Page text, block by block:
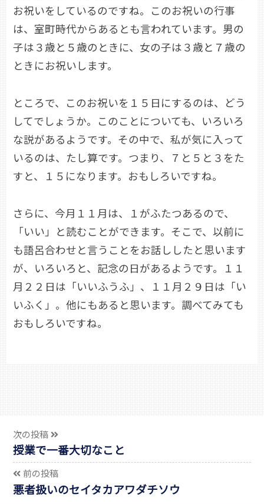
お祝いをしているのですね。このお祝いの行事
は、室町時代からあるとも言われています。男の
子は３歳と５歳のときに、女の子は３歳と７歳の
ときにお祝いします。
ところで、このお祝いを１５日にするのは、どう
してでしょうか。このことについても、いろいろ
な説があるようです。その中で、私が気に入って
いるのは、たし算です。つまり、７と５と３をた
すと、１５になります。おもしろいですね。
さらに、今月１１月は、１がふたつあるので、
「いい」と読むことができます。そこで、以前に
も語呂合わせと言うことをお話ししたと思います
が、いろいろと、記念の日があるようです。１１
月２２日は「いいふうふ」、１１月２９日は「い
いふく」。他にもあると思います。調べてみても
おもしろいですね。
次の投稿
授業で一番大切なこと
前の投稿
悪者扱いのセイタカアワダチソウ